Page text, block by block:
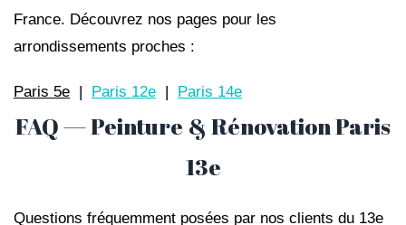
France. Découvrez nos pages pour les
arrondissements proches :
Paris 5e Paris 12e Paris 14e
FAQ — Peinture & Rénovation Paris
13e
Questions fréquemment posées par nos clients du 13e